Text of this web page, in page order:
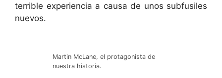
terrible experiencia a causa de unos subfusiles
nuevos.
Martin McLane, el protagonista de
nuestra historia.